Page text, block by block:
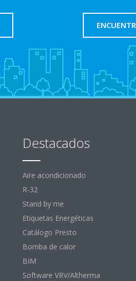
Destacados
Aire acondicionado
R-32
Stand by me
Etiquetas Energéticas
Catálogo Presto
Bomba de calor
BIM
Software VRV/Altherma